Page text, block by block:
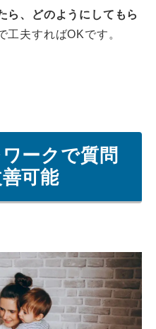
ら、どのようにしてもら
工夫すればOKです。
ークで質問
可能